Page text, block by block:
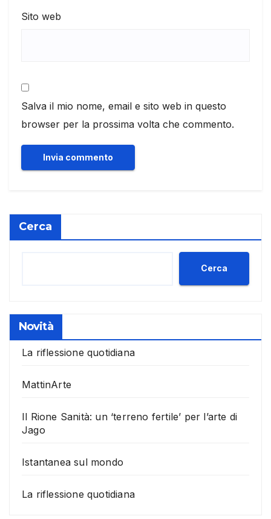
Sito web
Salva il mio nome, email e sito web in questo
browser per la prossima volta che commento.
Cerca
Cerca
Novità
La riflessione quotidiana
MattinArte
Il Rione Sanità: un ‘terreno fertile’ per l’arte di
Jago
Istantanea sul mondo
La riflessione quotidiana